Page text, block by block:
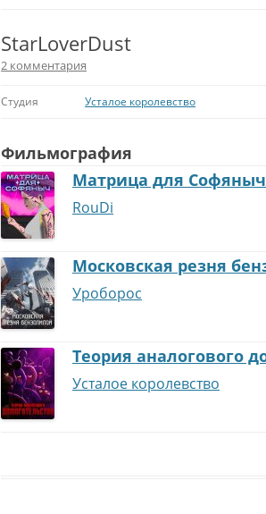
StarLoverDust
2 комментария
Студия Усталое королевство
Фильмография
Матрица для Софяныч
RouDi
Московская резня
Уроборос
Теория аналогового
Усталое королевство